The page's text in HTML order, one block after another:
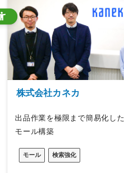
株式会社カネカ
出品作業を極限まで簡易化した
モール構築
モール 検索強化